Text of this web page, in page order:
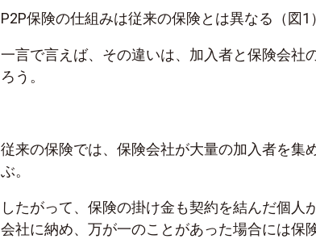
P2P保険の仕組みは従来の保険とは異なる（図1
一言で言えば、その違いは、加入者と保険会社
ろう。
従来の保険では、保険会社が大量の加入者を集
ぶ。
したがって、保険の掛け金も契約を結んだ個人
会社に納め、万が一のことがあった場合には保